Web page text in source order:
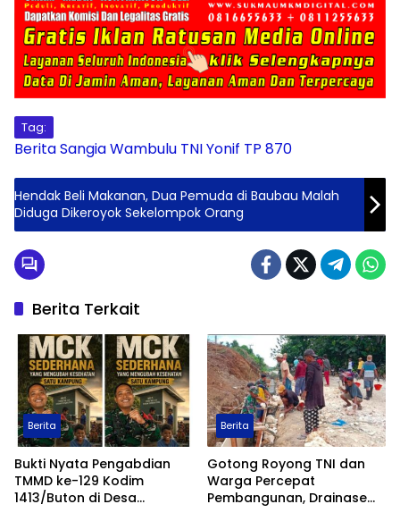
Tag:
BeritaSangia Wambulu TNIYonif TP 870
Hendak Beli Makanan, Dua Pemuda di Baubau Malah
Diduga Dikeroyok Sekelompok Orang
Berita Terkait
Berita
Bukti Nyata Pengabdian
TMMD ke-129 Kodim
1413/Buton di Desa
Berita
Gotong Royong TNI dan
Warga Percepat
Pembangunan, Drainase